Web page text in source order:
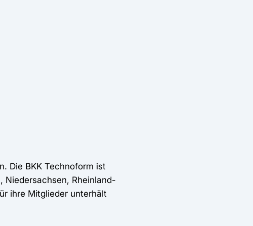
Die BKK Technoform ist
Niedersachsen, Rheinland-
ihre Mitglieder unterhält